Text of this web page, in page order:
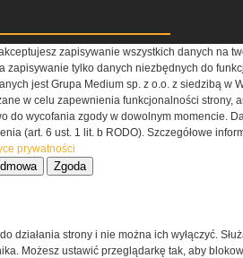
o taktyce, szkoleniu,
umundurowaniu
zapisywanie wszystkich danych na
zapisywanie tylko danych niezbędnych do
jest Grupa Medium sp. z o.o. z siedzibą w
w celu zapewnienia funkcjonalności strony,
do wycofania zgody w dowolnym momencie.
(art. 6 ust. 1 lit. b RODO). Szczegółowe
prywatności
Zgoda
działania strony i nie można ich wyłączyć.
Możesz ustawić przeglądarkę tak, aby